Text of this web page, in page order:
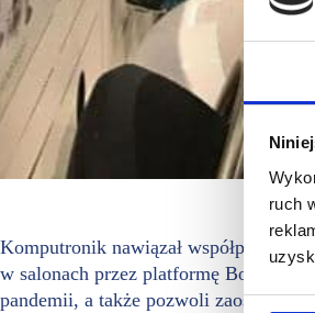
ruch
Komputronik nawiązał współpracę z
w salonach przez platformę Booksy.
pandemii, a także pozwoli